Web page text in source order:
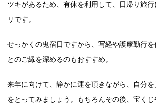
ツキがあるため、有休を利用して、日帰り旅
リです。
せっかくの鬼宿日ですから、写経や護摩勤行
とのご縁を深めるのもおすすめ。
来年に向けて、静かに運を頂きながら、自分
をとってみましょう。もちろんその後、宝く